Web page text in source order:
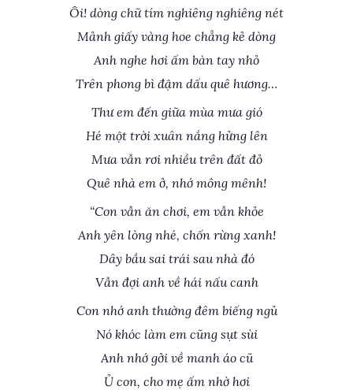
Ôi! dòng chữ tím nghiêng nghiêng nét
Mảnh giấy vàng hoe chẳng kẻ dòng
Anh nghe hơi ấm bàn tay nhỏ
Trên phong bì đậm dấu quê hương…
Thư em đến giữa mùa mưa gió
Hé một trời xuân nắng hửng lên
Mưa vẫn rơi nhiều trên đất đỏ
Quê nhà em ở, nhớ mông mênh!
“Con vẫn ăn chơi, em vẫn khỏe
Anh yên lòng nhé, chốn rừng xanh!
Dây bầu sai trái sau nhà đó
Vẫn đợi anh về hái nấu canh
Con nhớ anh thường đêm biếng ngủ
Nó khóc làm em cũng sụt sùi
Anh nhớ gởi về manh áo cũ
Ủ con, cho mẹ ấm nhờ hơi